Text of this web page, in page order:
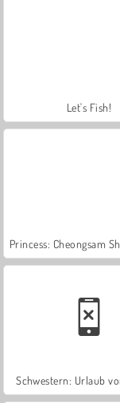
Let's Fish!
Schwestern: Urlaub